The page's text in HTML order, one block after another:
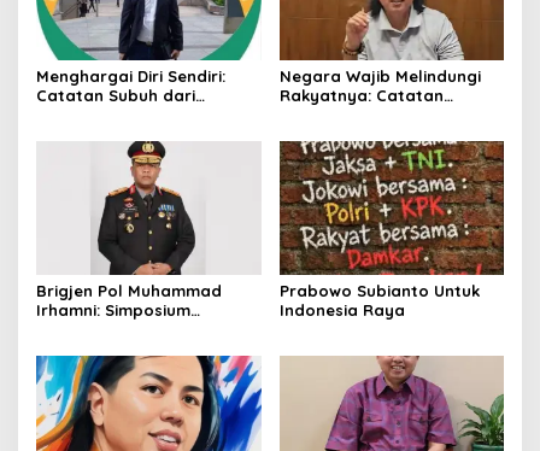
Menghargai Diri Sendiri:
Catatan Subuh dari
Negara Wajib Melindungi
Rakyatnya: Catatan
Kawah Ijen
Brigjen Pol Muhammad
Irhamni: Simposium
2030 Beri Banyak Masukan
Bagi APH
Prabowo Subianto Untuk
Indonesia Raya